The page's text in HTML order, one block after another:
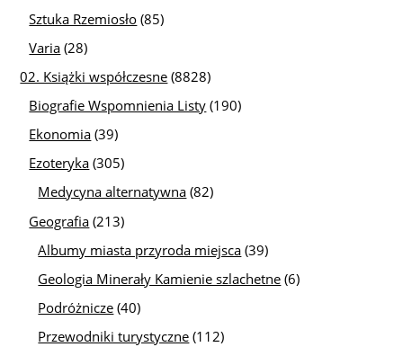
Sztuka Rzemiosło (85)
Varia (28)
02. Książki współczesne (8828)
Biografie Wspomnienia Listy (190)
Ekonomia (39)
Ezoteryka (305)
Medycyna alternatywna (82)
Geografia (213)
Albumy miasta przyroda miejsca (39)
Geologia Minerały Kamienie szlachetne (6)
Podróżnicze (40)
Przewodniki turystyczne (112)